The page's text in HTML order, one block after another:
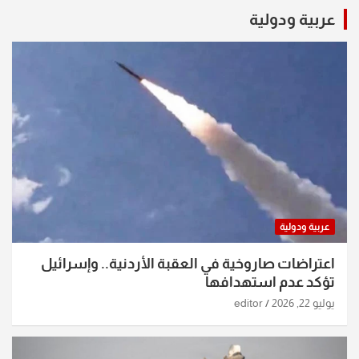
عربية ودولية
عربية ودولية
اعتراضات صاروخية في العقبة الأردنية.. وإسرائيل
تؤكد عدم استهدافها
يوليو 22, 2026 editor